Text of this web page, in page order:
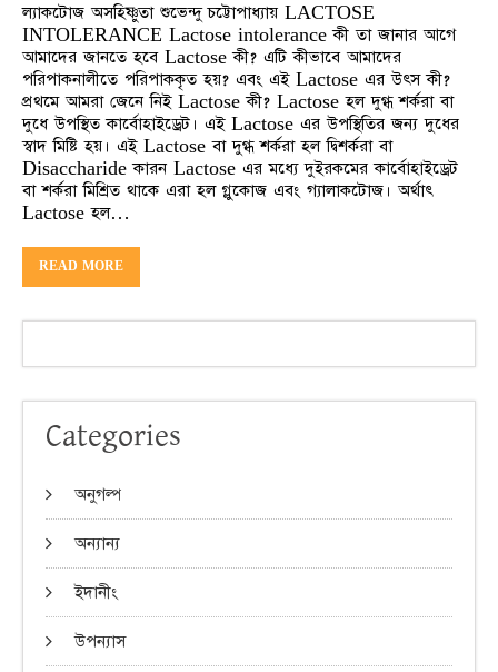
ল্যাকটোজ অসহিষ্ণুতা শুভেন্দু চট্টোপাধ্যায় LACTOSE
INTOLERANCE Lactose intolerance কী তা জানার আগে
আমাদের জানতে হবে Lactose কী? এটি কীভাবে আমাদের
পরিপাকনালীতে পরিপাককৃত হয়? এবং এই Lactose এর উৎস কী?
প্রথমে আমরা জেনে নিই Lactose কী? Lactose হল দুগ্ধ শর্করা বা
দুধে উপস্থিত কার্বোহাইড্রেট। এই Lactose এর উপস্থিতির জন্য দুধের
স্বাদ মিষ্টি হয়। এই Lactose বা দুগ্ধ শর্করা হল দ্বিশর্করা বা
Disaccharide কারন Lactose এর মধ্যে দুইরকমের কার্বোহাইড্রেট
বা শর্করা মিশ্রিত থাকে এরা হল গ্লুকোজ এবং গ্যালাকটোজ। অর্থাৎ
Lactose হল…
READ MORE
Categories
অনুগল্প
অন্যান্য
ইদানীং
উপন্যাস